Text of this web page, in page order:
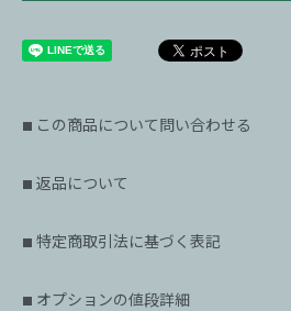
■ この商品について問い合わせる
■ 返品について
■ 特定商取引法に基づく表記
■ オプションの値段詳細